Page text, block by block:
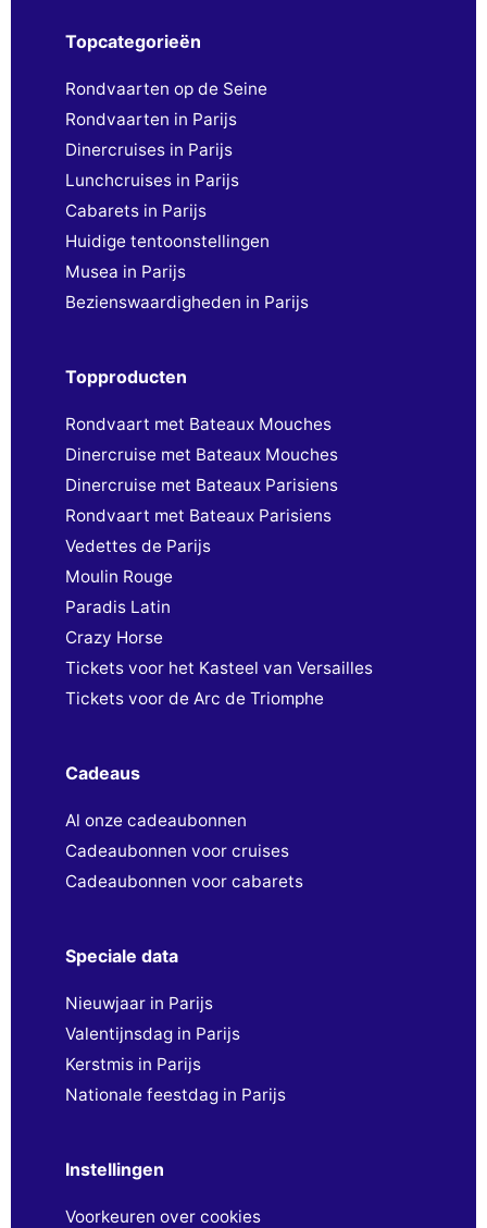
Topcategorieën
Rondvaarten op de Seine
Rondvaarten in Parijs
Dinercruises in Parijs
Lunchcruises in Parijs
Cabarets in Parijs
Huidige tentoonstellingen
Musea in Parijs
Bezienswaardigheden in Parijs
Topproducten
Rondvaart met Bateaux Mouches
Dinercruise met Bateaux Mouches
Dinercruise met Bateaux Parisiens
Rondvaart met Bateaux Parisiens
Vedettes de Parijs
Moulin Rouge
Paradis Latin
Crazy Horse
Tickets voor het Kasteel van Versailles
Tickets voor de Arc de Triomphe
Cadeaus
Al onze cadeaubonnen
Cadeaubonnen voor cruises
Cadeaubonnen voor cabarets
Speciale data
Nieuwjaar in Parijs
Valentijnsdag in Parijs
Kerstmis in Parijs
Nationale feestdag in Parijs
Instellingen
Voorkeuren over cookies